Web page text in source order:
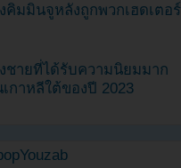
คิมมินจูหลังถูกพวกเฮดเตอร์
ชายที่ได้รับความนิยมมาก
กาหลีใต้ของปี 2023